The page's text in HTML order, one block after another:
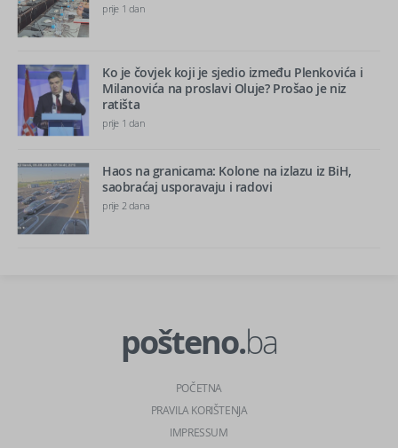
prije 1 dan
Ko je čovjek koji je sjedio između Plenkovića i
Milanovića na proslavi Oluje? Prošao je niz
ratišta
prije 1 dan
Haos na granicama: Kolone na izlazu iz BiH,
saobraćaj usporavaju i radovi
prije 2 dana
pošteno.ba
POČETNA
PRAVILA KORIŠTENJA
IMPRESSUM